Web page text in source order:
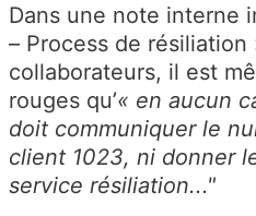
Dans une note interne
– Process de
collaborateurs, il est
rouges qu’« en aucun
doit communiquer le
client 1023, ni donner
service résiliation..."